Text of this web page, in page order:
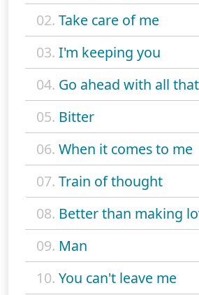
02. Take care of me
03. I'm keeping you
04. Go ahead with all that
05. Bitter
06. When it comes to me
07. Train of thought
08. Better than making
09. Man
10. You can't leave me